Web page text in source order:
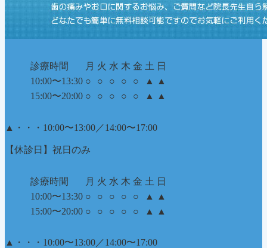
診療時間 月 火 水 木 金 土 日
10:00〜13:30 ○ ○ ○ ○ ○ ▲
▲
15:00〜20:00 ○ ○ ○ ○ ○ ▲ ▲
▲ ・・・10:00〜13:00／14:00〜17:00
【休診日】祝日のみ
診療時間 月 火 水 木 金 土 日
10:00〜13:30 ○ ○ ○ ○ ○ ▲
▲
15:00〜20:00 ○ ○ ○ ○ ○ ▲ ▲
▲ ・・・10:00〜13:00／14:00〜17:00